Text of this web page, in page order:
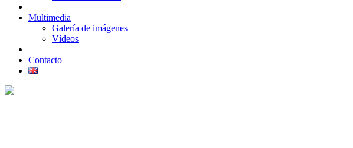
Multimedia
Galería de imágenes
Vídeos
Contacto